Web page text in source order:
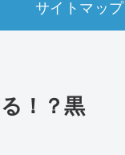
サイトマップ
！？黒